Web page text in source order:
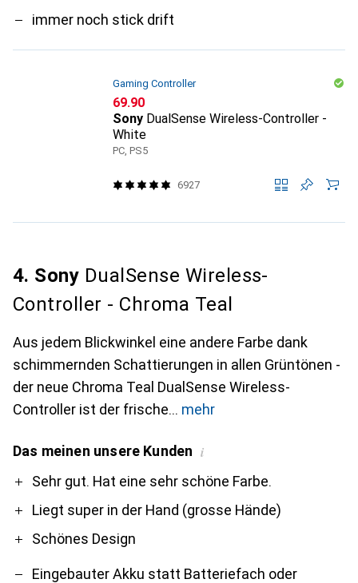
immer noch stick drift
Gaming Controller
CHF
69.90
Sony DualSense Wireless-Controller -
White
PC, PS5
6927
4. Sony DualSense Wireless-
Controller - Chroma Teal
Aus jedem Blickwinkel eine andere Farbe dank
schimmernden Schattierungen in allen Grüntönen -
der neue Chroma Teal DualSense Wireless-
Controller ist der frische
mehr
Das meinen unsere Kunden i
ProSehr gut. Hat eine sehr schöne Farbe.
Liegt super in der Hand (grosse Hände)
Schönes Design
Contra
Eingebauter Akku statt Batteriefach oder